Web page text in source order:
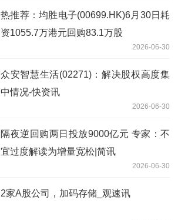
热推荐：均胜电子(00699.HK)6月30日耗
资1055.7万港元回购83.1万股
2026-06-30
众安智慧生活(02271)：解决股权高度集
中情况-快资讯
2026-06-30
隔夜逆回购两日投放9000亿元 专家：不
宜过度解读为增量宽松|简讯
2026-06-30
2家A股公司，加码存储_观速讯